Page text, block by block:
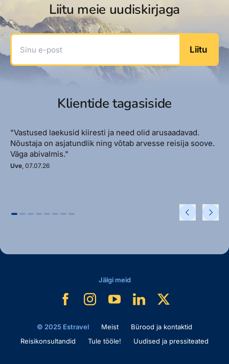
Liitu meie uudiskirjaga
Sinu e-post
Liitu
Klientide tagasiside
"Vastused laekusid kiiresti ja need olid arusaadavad.
Nõustaja on asjatundlik ning võtab arvesse reisija soove.
Väga abivalmis."
Uve, 07.07.26
© 2025 Estravel Meist
Bürood ja kontaktid
Reisikonsultandid
Tule tööle! Uudised ja pressiteated
Jälgi meid